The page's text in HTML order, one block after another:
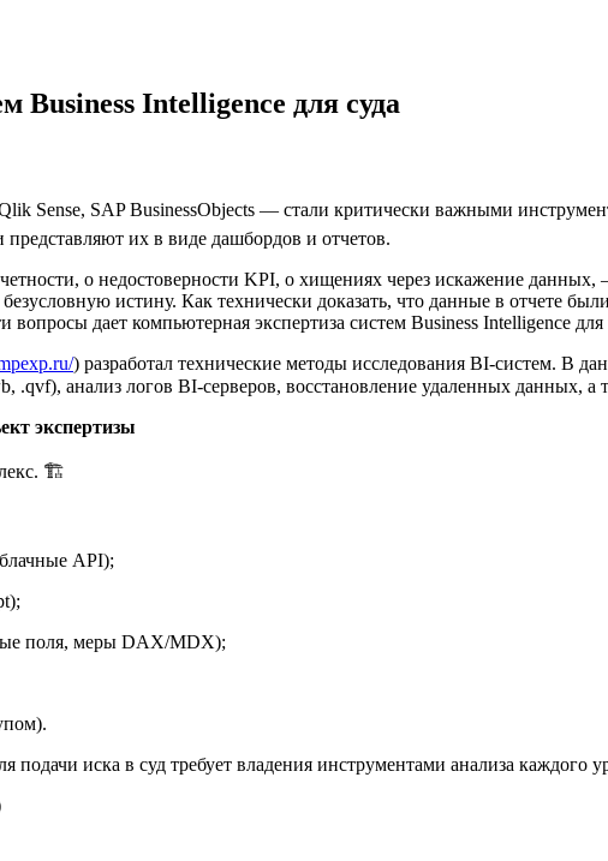
Business Intelligence для суда
Sense, SAP BusinessObjects — стали критически важными
их в виде дашбордов и отчетов.
о недостоверности KPI, о хищениях через искажение
истину. Как технически доказать, что данные в отчете
дает компьютерная экспертиза систем Business Intelligence
) разработал технические методы исследования BI-систем. В
.qvf), анализ логов BI-серверов, восстановление удаленных данных,
экспертизы
🏗️
API);
поля, меры DAX/MDX);
подачи иска в суд требует владения инструментами анализа каждого